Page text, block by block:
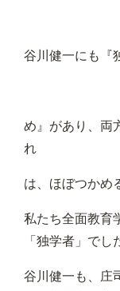
谷川健一にも『
め』があり、両
れ
は、ほぼつかめ
私たち全面教育
「独学者」でし
谷川健一も、庄